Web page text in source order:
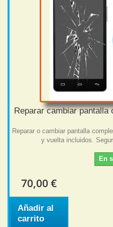
Reparar cambiar
Reparar o cambiar pantalla
y vuelta incluidos.
En
70,00 €
Añadir al
carrito